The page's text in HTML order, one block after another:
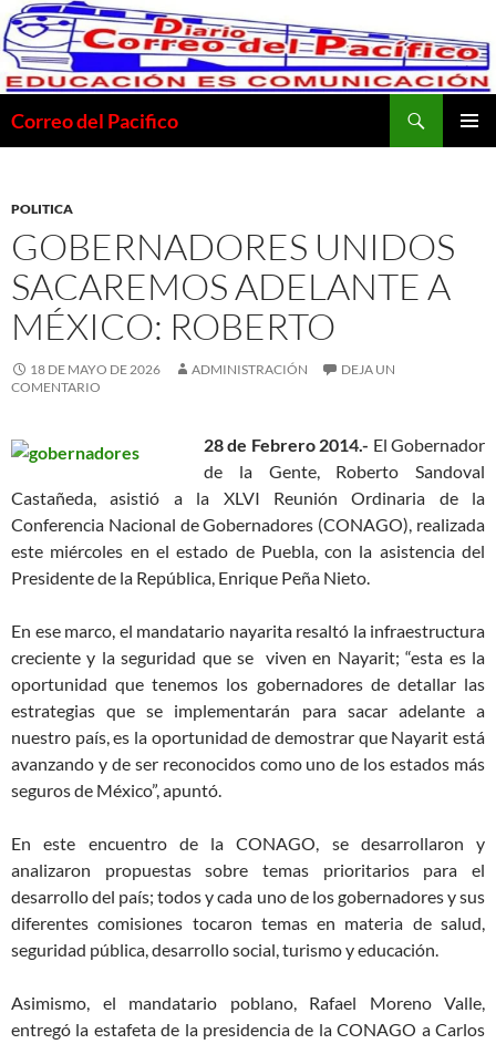
Saltar
al
contenido
Correo del Pacifico
POLITICA
GOBERNADORES UNIDOS
SACAREMOS ADELANTE A
MÉXICO: ROBERTO
18 DE MAYO DE 2026 ADMINISTRACIÓN
DEJA UN
COMENTARIO
28 de Febrero 2014.- El Gobernador
de la Gente, Roberto Sandoval
Castañeda, asistió a la XLVI Reunión Ordinaria de la
Conferencia Nacional de Gobernadores (CONAGO), realizada
este miércoles en el estado de Puebla, con la asistencia del
Presidente de la República, Enrique Peña Nieto.
En ese marco, el mandatario nayarita resaltó la infraestructura
creciente y la seguridad que se viven en Nayarit; “esta es la
oportunidad que tenemos los gobernadores de detallar las
estrategias que se implementarán para sacar adelante a
nuestro país, es la oportunidad de demostrar que Nayarit está
avanzando y de ser reconocidos como uno de los estados más
seguros de México”, apuntó.
En este encuentro de la CONAGO, se desarrollaron y
analizaron propuestas sobre temas prioritarios para el
desarrollo del país; todos y cada uno de los gobernadores y sus
diferentes comisiones tocaron temas en materia de salud,
seguridad pública, desarrollo social, turismo y educación.
Asimismo, el mandatario poblano, Rafael Moreno Valle,
entregó la estafeta de la presidencia de la CONAGO a Carlos